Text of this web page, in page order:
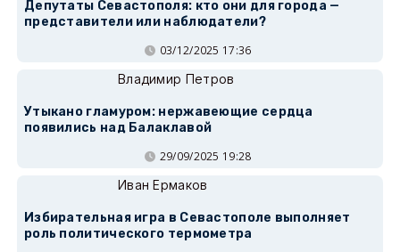
Депутаты Севастополя: кто они для города —
представители или наблюдатели?
03/12/2025 17:36
Владимир Петров
Утыкано гламуром: нержавеющие сердца
появились над Балаклавой
29/09/2025 19:28
Иван Ермаков
Избирательная игра в Севастополе выполняет
роль политического термометра